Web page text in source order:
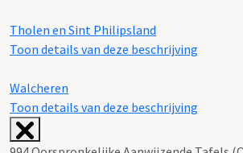
Tholen en Sint Philipsland
Toon details van deze beschrijving
Walcheren
Toon details van deze beschrijving